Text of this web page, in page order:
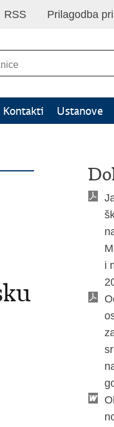
Prilagodba
RSS
Kontakti Ustanove
i